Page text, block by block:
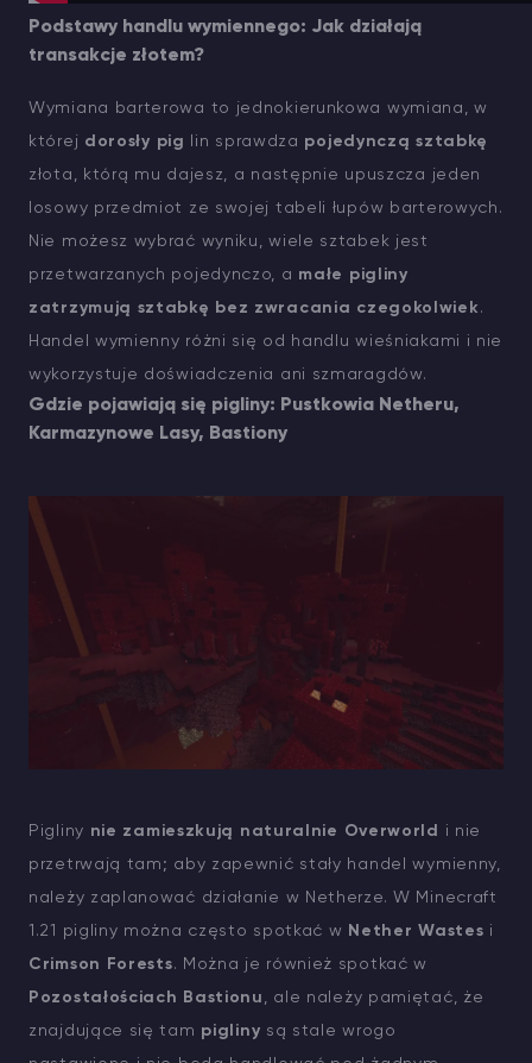
Podstawy handlu wymiennego: Jak działają
transakcje złotem?
Wymiana barterowa to jednokierunkowa wymiana, w
której dorosły pig lin sprawdza pojedynczą sztabkę
złota, którą mu dajesz, a następnie upuszcza jeden
losowy przedmiot ze swojej tabeli łupów barterowych.
Nie możesz wybrać wyniku, wiele sztabek jest
przetwarzanych pojedynczo, a małe pigliny
zatrzymują sztabkę bez zwracania czegokolwiek .
Handel wymienny różni się od handlu wieśniakami i nie
wykorzystuje doświadczenia ani szmaragdów.
Gdzie pojawiają się pigliny: Pustkowia Netheru,
Karmazynowe Lasy, Bastiony
Pigliny nie zamieszkują naturalnie Overworld
i nie
przetrwają tam; aby zapewnić stały handel wymienny,
należy zaplanować działanie w Netherze. W Minecraft
1.21 pigliny można często spotkać w
Nether Wastes i
Crimson Forests. Można je również spotkać w
Pozostałościach Bastionu , ale należy pamiętać, że
znajdujące się tam pigliny są stale wrogo